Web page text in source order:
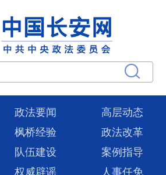
政法要闻
高层动态
枫桥经验
政法改革
队伍建设
案例指导
权威辟谣
人事任免